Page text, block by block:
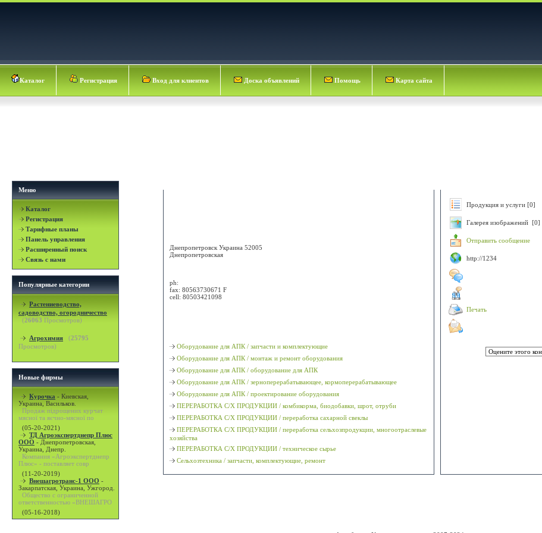
Каталог Регистрация Вход для клиентов Доска объявлений Помощь Карта сайта
Меню
Каталог
Регистрация
Тарифные планы
Панель управления
Расширенный поиск
Связь с нами
Популярные категории
Растениеводство,
садоводство, огородничество
(26063 Просмотров)
Агрохимия (25795
Просмотров)
Новые фирмы
Курочка - Киевская,
Украина, Васильков.
Продаж підрощених курчат
мясної та яєчно-мясної по
(05-20-2021)
ТД Агроэкспертднепр Плюс
ООО - Днепропетровская,
Украина, Днепр.
Компания «Агроэкспертднепр
Плюс» - поставляет совр
(11-20-2019)
Внешагротранс-1 ООО -
Закарпатская, Украина, Ужгород.
Общество с ограниченной
ответственностью «ВНЕШАГРО
(05-16-2018)
Днепропетровск Украина 52005
Днепропетровская
ph:
fax: 80563730671 F
cell: 80503421098
Оборудование для АПК / запчасти и комплектующие
Оборудование для АПК / монтаж и ремонт оборудования
Оборудование для АПК / оборудование для АПК
Оборудование для АПК / зерноперерабатывающее, кормоперерабатывающее
Оборудование для АПК / проектирование оборудования
ПЕРЕРАБОТКА С/Х ПРОДУКЦИИ / комбикорма, биодобавки, шрот, отруби
ПЕРЕРАБОТКА С/Х ПРОДУКЦИИ / переработка сахарной свеклы
ПЕРЕРАБОТКА С/Х ПРОДУКЦИИ / переработка сельхозпродукции, многоотраслевые
хозяйства
ПЕРЕРАБОТКА С/Х ПРОДУКЦИИ / техническое сырье
Сельхозтехника / запчасти, комплектующие, ремонт
Продукция и услуги [0]
Галерея изображений [0]
Отправить сообщение
http://1234
Печать